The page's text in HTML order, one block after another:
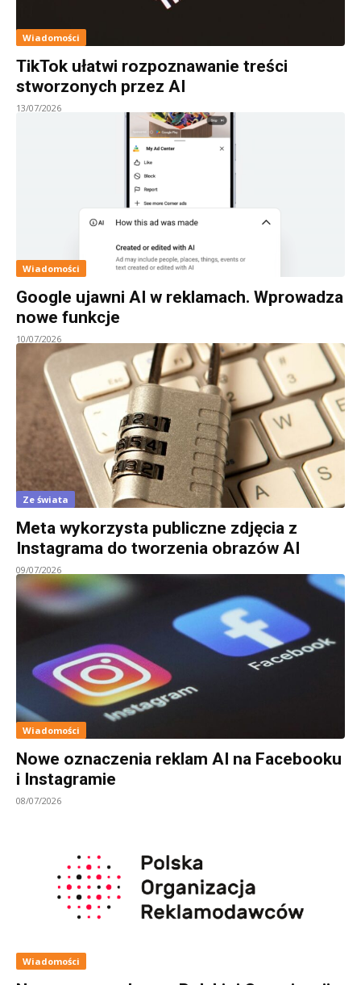
Wiadomości
TikTok ułatwi rozpoznawanie treści
stworzonych przez AI
13/07/2026
Wiadomości
Google ujawni AI w reklamach. Wprowadza
nowe funkcje
10/07/2026
Ze świata
Meta wykorzysta publiczne zdjęcia z
Instagrama do tworzenia obrazów AI
09/07/2026
Wiadomości
Nowe oznaczenia reklam AI na Facebooku
i Instagramie
08/07/2026
Wiadomości